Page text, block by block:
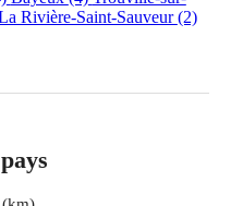
Rivière-Saint-Sauveur(2)